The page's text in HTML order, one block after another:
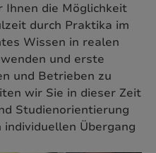
Ihnen die Möglichkeit
durch Praktika im
Wissen in realen
und erste
und Betrieben zu
wir Sie in dieser Zeit
Studienorientierung
Übergang